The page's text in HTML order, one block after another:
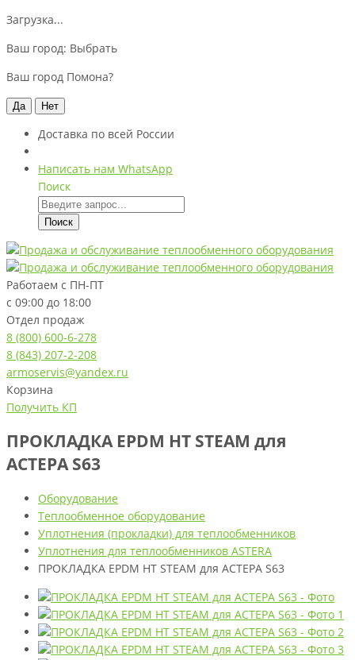
Загрузка...
Ваш город: Выбрать
Ваш город Помона?
Да Нет
Доставка по всей России
Написать нам WhatsApp
Поиск
Поиск
Работаем с ПН-ПТ
с 09:00 до 18:00
Отдел продаж
8 (800) 600-6-278
8 (843) 207-2-208
armoservis@yandex.ru
Корзина
Получить КП
ПРОКЛАДКА EPDM HT STEAM для
АСТЕРА S63
Оборудование
Теплообменное оборудование
Уплотнения (прокладки) для теплообменников
Уплотнения для теплообменников ASTERA
ПРОКЛАДКА EPDM HT STEAM для АСТЕРА S63